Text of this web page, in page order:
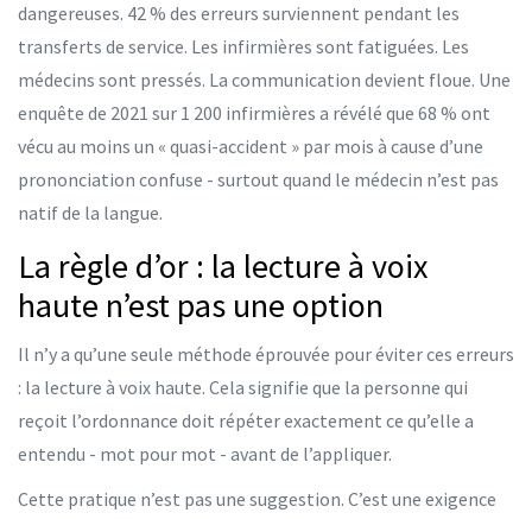
dangereuses. 42 % des erreurs surviennent pendant les
transferts de service. Les infirmières sont fatiguées. Les
médecins sont pressés. La communication devient floue. Une
enquête de 2021 sur 1 200 infirmières a révélé que 68 % ont
vécu au moins un « quasi-accident » par mois à cause d’une
prononciation confuse - surtout quand le médecin n’est pas
natif de la langue.
La règle d’or : la lecture à voix
haute n’est pas une option
Il n’y a qu’une seule méthode éprouvée pour éviter ces erreurs
: la lecture à voix haute. Cela signifie que la personne qui
reçoit l’ordonnance doit répéter exactement ce qu’elle a
entendu - mot pour mot - avant de l’appliquer.
Cette pratique n’est pas une suggestion. C’est une exigence